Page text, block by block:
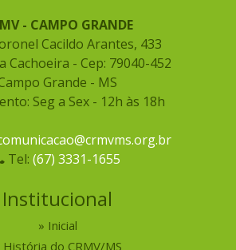
- CAMPO GRANDE
Cacildo Arantes, 433
Cachoeira - Cep: 79040-452
Grande - MS
Seg a Sex - 12h às 18h
Tel: (67) 3331-1655
Institucional
Inicial
História do CRMV/MS